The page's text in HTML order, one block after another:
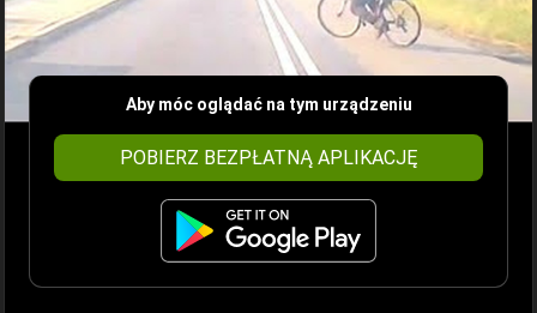
Aby móc oglądać na tym urządzeniu
POBIERZ BEZPŁATNĄ APLIKACJĘ